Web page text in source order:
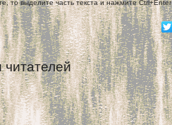
то выделите часть текста и нажмите Ctrl+Enter